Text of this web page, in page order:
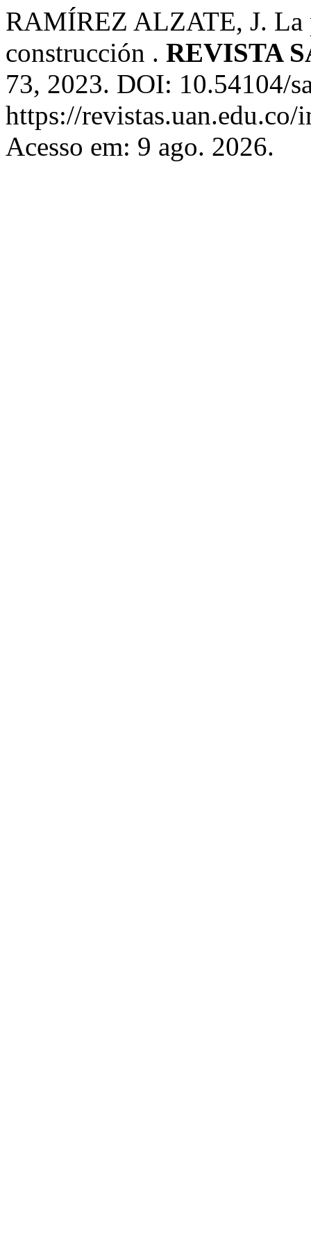
RAMÍREZ ALZATE, J. La
construcción . REVISTA
73, 2023. DOI: 10.54104/
https://
Acesso em: 9 ago. 2026.